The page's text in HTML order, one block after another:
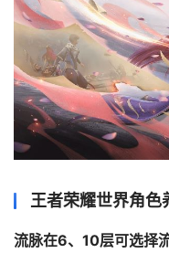
王者荣耀世界角色
流脉在6、10层可选